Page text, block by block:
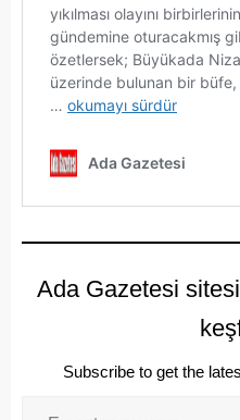
Ada Gazetesi
Subscribe to get the